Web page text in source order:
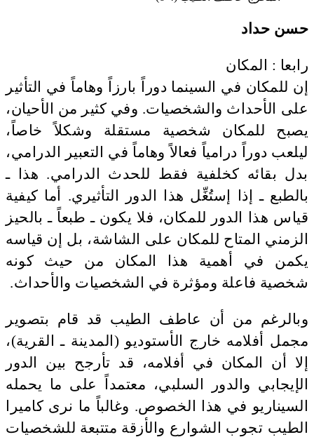
حسن حداد
رابعا : المكان
إن للمكان في السينما دوراً بارزاً وهاماً في التأثير
على الأحداث والشخصيات. وفي كثير من الأحيان،
يصبح للمكان شخصية مستقلة وشكلاً خاصاً،
ليلعب دوراً درامياً فعالاً وهاماً في التعبير الدرامي،
بدل بقائه كخلفية فقط للحدث الدرامي. هذا ـ
بالطبع ـ إذا إستُغِّل هذا الدور التأثيري. أما كيفية
قياس هذا الدور للمكان، فلا يكون ـ طبعاً ـ بالحيز
الزمني المتاح للمكان على الشاشة، بل إن قياسه
يكمن في أهمية هذا المكان من حيث كونه
شخصية فاعلة ومؤثرة في الشخصيات والأحداث.
وبالرغم من أن عاطف الطيب قد قام بتصوير
مجمل أفلامه خارج الأستوديو (المدينة ـ القرية)،
إلا أن المكان في أفلامه، قد تأرجح بين الدور
الإيجابي والدور السلبي، معتمداً على ما يحمله
السيناريو في هذا الخصوص. وغالباً ما نرى كاميرا
الطيب تجوب الشوارع والأزقة متتبعة للشخصيات